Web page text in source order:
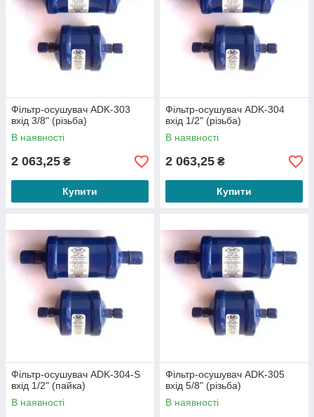
Фільтр-осушувач ADK-303
вхід 3/8" (різьба)
В наявності
2 063,25 ₴
Купити
Фільтр-осушувач ADK-304
вхід 1/2" (різьба)
В наявності
2 063,25 ₴
Купити
Фільтр-осушувач ADK-304-S
вхід 1/2" (пайка)
В наявності
Фільтр-осушувач ADK-305
вхід 5/8" (різьба)
В наявності